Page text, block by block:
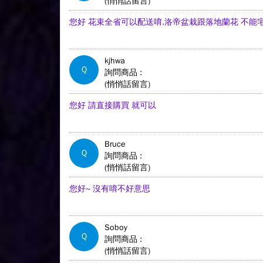
您好 花束全省可以配送唷.洛帝盆栽跟落地蘭花 不能
Q
kjhwa
詢問商品 :
(悄悄話留言)
您好 請直接購買 就可以
Q
Bruce
詢問商品 :
(悄悄話留言)
您好~ 沒有唷不好意思
Q
Soboy
詢問商品 :
(悄悄話留言)